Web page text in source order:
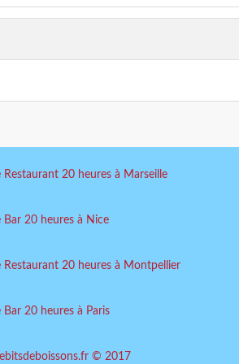
Restaurant 20 heures à Marseille
Bar 20 heures à Nice
Restaurant 20 heures à Montpellier
Bar 20 heures à Paris
© 2017